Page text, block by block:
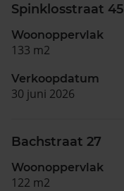
Spinklosstraat 45
Woonoppervlak
133 m2
Verkoopdatum
30 juni 2026
Bachstraat 27
Woonoppervlak
122 m2